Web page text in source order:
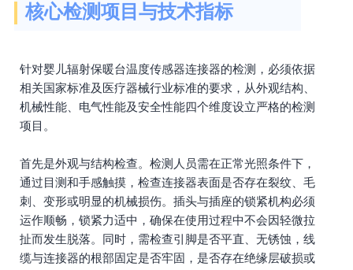
核心检测项目与技术指标
针对婴儿辐射保暖台温度传感器连接器的检测，必须依据
相关国家标准及医疗器械行业标准的要求，从外观结构、
机械性能、电气性能及安全性能四个维度设立严格的检测
项目。
首先是外观与结构检查。检测人员需在正常光照条件下，
通过目测和手感触摸，检查连接器表面是否存在裂纹、毛
刺、变形或明显的机械损伤。插头与插座的锁紧机构必须
运作顺畅，锁紧力适中，确保在使用过程中不会因轻微拉
扯而发生脱落。同时，需检查引脚是否平直、无锈蚀，线
缆与连接器的根部固定是否牢固，是否存在绝缘层破损或